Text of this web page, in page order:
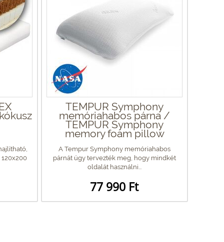
TEMPUR Symphony
memóriahabos párna /
TEMPUR Symphony
memory foam pillow
A Tempur Symphony memóriahabos
párnát úgy tervezték meg, hogy mindkét
oldalát használni...
77 990 Ft